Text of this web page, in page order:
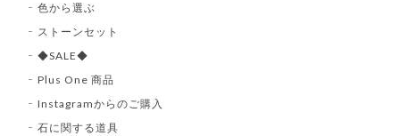
色から選ぶ
ストーンセット
◆SALE◆
Plus One 商品
Instagramからのご購入
石に関する道具